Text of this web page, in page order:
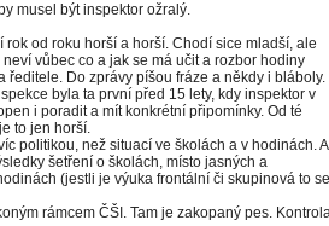
musel být inspektor ožralý.
rok od roku horší a horší. Chodí sice mladší, ale
vůbec co a jak se má učit a rozbor hodiny
ředitele. Do zprávy píšou fráze a někdy i bláboly.
byla ta první před 15 lety, kdy inspektor v
i poradit a mít konkrétní připomínky. Od té
to jen horší.
politikou, než situací ve školách a v hodinách. A
šetření o školách, místo jasných a
(jestli je výuka frontální či skupinová to se
rámcem ČŠI. Tam je zakopaný pes.